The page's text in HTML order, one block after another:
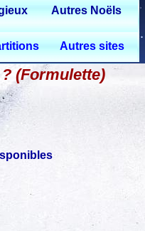
Autres Noëls
Autres sites
(Formulette)